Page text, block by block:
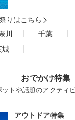
りはこちら
川 千葉
城
おでかけ特集
トや話題のアクティ
アウトドア特集